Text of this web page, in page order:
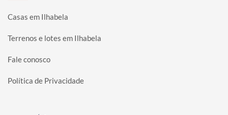
Casas em Ilhabela
Terrenos e lotes em Ilhabela
Fale conosco
Política de Privacidade